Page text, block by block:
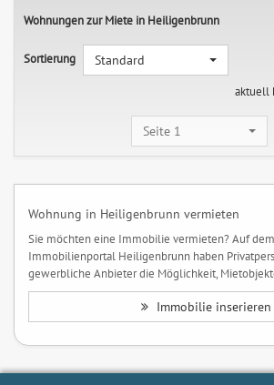
Wohnungen zur Miete in Heiligenbrunn
Sortierung
Standard
aktuell
Seite 1
Wohnung in Heiligenbrunn vermieten
Sie möchten eine Immobilie vermieten? Auf
Immobilienportal Heiligenbrunn haben
gewerbliche Anbieter die Möglichkeit,
Immobilie inserieren